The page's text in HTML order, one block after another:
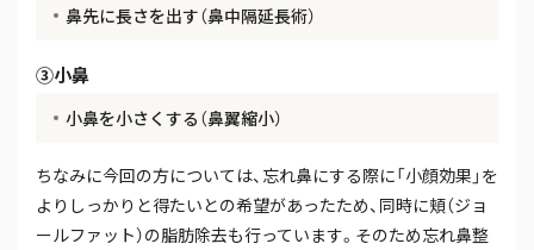
鼻先に長さを出す（鼻中隔延長術）
③小鼻
小鼻を小さくする（鼻翼縮小）
ちなみに今回の方については、忘れ鼻にする際に「小顔効果」を
よりしっかりと得たいとの希望があったため、同時に頬（ジョ
ールファット）の脂肪除去も行っています。そのため忘れ鼻整